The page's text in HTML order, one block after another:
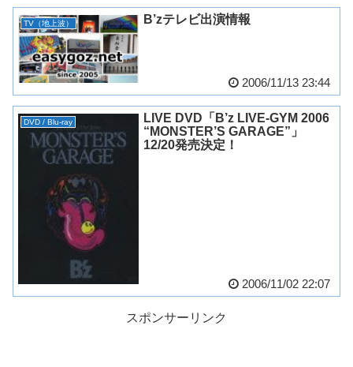
TV（地上波） B’zテレビ出演情報
2006/11/13 23:44
DVD / Blu-ray
LIVE DVD「B’z LIVE-GYM 2006
“MONSTER’S GARAGE”」
12/20発売決定！
2006/11/02 22:07
スポンサーリンク